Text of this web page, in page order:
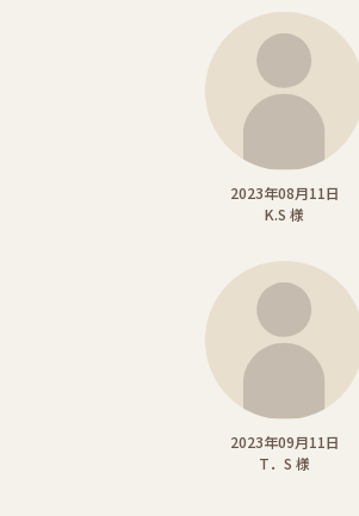
2023年08月11日
K.S 様
2023年09月11日
T．S 様